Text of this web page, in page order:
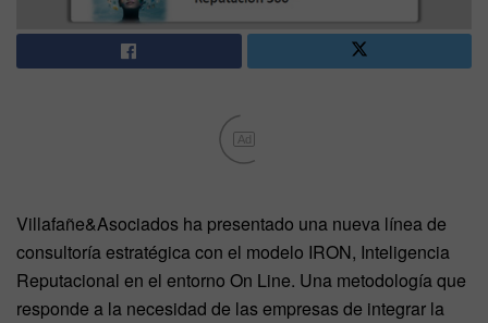
Ad
Villafañe&Asociados ha presentado una nueva línea de
consultoría estratégica con el modelo IRON, Inteligencia
Reputacional en el entorno On Line. Una metodología que
responde a la necesidad de las empresas de integrar la